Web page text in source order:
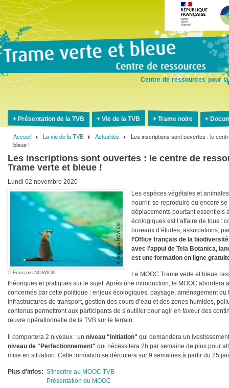
Centre de ressources pour
Présentation de la TVB Vie de la TVB Trame noire
Fil
d'Ariane
Accueil La vie de la TVB Actualités
Les inscriptions sont ouvertes : le
bleue !
Les inscriptions sont ouvertes : le centre de
Trame verte et bleue !
Lundi 02 novembre 2020
François NOWICKI
Les espèces végétales et
nourrir, se reproduire ou encore
déplacements pourtant essentiels
écologiques est l’affaire de tous :
bureaux d’études, associations,
l’Office français de la
avec l’appui de Tela Botanica,
est une formation en ligne
Le MOOC Trame verte et bleue
théoriques et pratiques sur le sujet. Après une introduction, le MOOC abordera
concernés par cette politique : enjeux écologiques, paysage, aménagement
infrastructures de transport, gestion des cours d’eau et des zones humides,
contenus permettront aux participants de s’outiller pour agir en faveur des
œuvre opérationnelle de la TVB sur le terrain.
Il comportera 2 niveaux : un niveau "Initiation" qui demandera un
niveau de "Perfectionnement" qui nécessitera 2h par semaine de plus pour
mise en situation. Cette formation se déroulera sur 9 semaines à partir du 25
Plus d'infos
S'inscrire au MOOC TVB
Présentation du MOOC